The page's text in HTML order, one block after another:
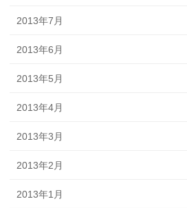
2013年7月
2013年6月
2013年5月
2013年4月
2013年3月
2013年2月
2013年1月